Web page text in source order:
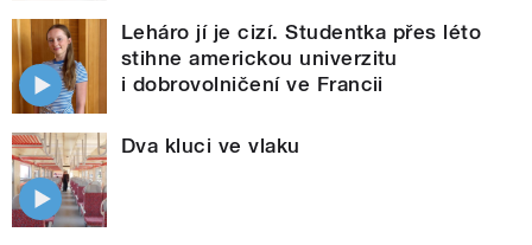
Leháro jí je cizí. Studentka přes léto
stihne americkou univerzitu
i dobrovolničení ve Francii
Dva kluci ve vlaku